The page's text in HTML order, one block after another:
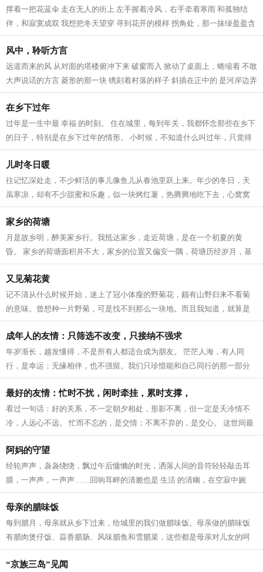
撑着一把花蓝伞 走在无人的街上 左手握着冷风，右手牵着寒雨 和孤独结
伴，和寂寞成双 我想把冬天望穿 寻到花开的模样 拐角处，那一抹绿盈盈含
香 冬天，在伞下闪闪发烫 走过的路...
风中，聆听方言
远道而来的风 从对面的塔楼俯冲下来 破窗而入 掀动了桌面上，蜷缩着 不敢
大声说话的方言 菱形的那一块 镌刻着村落的样子 斜插在正中的 是河岸边弄
潮的杨柳 桥上垂钓的身影，再次...
在乡下过年
过年是一生中最 幸福 的时刻。 住在城里，每到年关，我都怀念那些在乡下
的日子，特别是在乡下过年的情形。 小时候，不知道什么叫过年，只觉得
可以无拘无束的玩，很开心。儿时的...
儿时冬日暖
往记忆深处走，不少鲜活的事儿像鱼儿从春池里跃上来。年少的冬日，天
虽寒凉，却有不少甜蜜和乐趣，似一块烤红薯，热腾腾地吃下去，心窝窝
一下子就暖了。 故乡的冬天安闲，冷风...
家乡的荷塘
月是故乡明，醉美家乡行。我抵达家乡，走近荷塘，是在一个初夏的黄
昏。 家乡的荷塘面积并不大，家乡的位置又偏安一隅，荷塘历经岁月，基
本上还算保住了原生态，少有人为的修茸...
又见菊花黄
记不清从什么时候开始，迷上了冠小体瘦的野菊花，颇有山野归来不看菊
的意味。曾想种一片野菊，可是找不到那么一块地。而且我知道，就算是
圈养在眼前，最后的结果是花开得并不...
成年人的友情：只筛选不改变，只接纳不强求
年岁渐长，越发懂得，不是所有人都适合成为朋友。 茫茫人海，有人同
行，是幸运；无缘相伴，也不强留。我们只珍惜能和自己同行的那一部分
人。 成年人的 友情 ，从来都是只筛选不...
最好的友情：忙时不扰，闲时牵挂，累时支撑，
看过一句话：好的关系，不一定朝夕相处，形影不离，但一定是天冷情不
冷，人远心不远。 忙而不忘的，是交情；不离不弃的，是交心。 这世间最
好的 友情 ，莫过于忙时不扰，闲时牵...
阿妈的守望
经轮声声，袅袅绕绕，飘过午后慵懒的时光，洒落人间的音符轻轻敲击耳
膜，一声声，一声声……回响耳畔的清脆也是 生活 的清幽，在空寂中婉
转、在空灵中婉约，阿妈转动经轮，那...
母亲的腊味饭
每到腊月，母亲就从乡下过来，给城里的我们做腊味饭。母亲做的腊味饭
有腊肉煲仔饭、蒜香腊肠、风味腊鱼和雪腊菜，这些都是母亲对儿女的呵
护和疼爱。 小雪时节，天气变得干燥，...
“京族三岛”见闻